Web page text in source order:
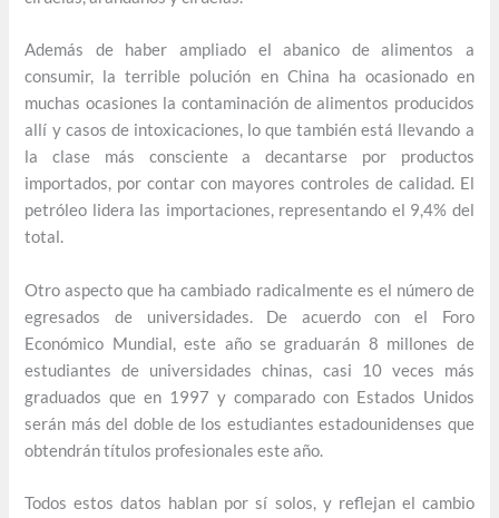
Además de haber ampliado el abanico de alimentos a
consumir, la terrible polución en China ha ocasionado en
muchas ocasiones la contaminación de alimentos producidos
allí y casos de intoxicaciones, lo que también está llevando a
la clase más consciente a decantarse por productos
importados, por contar con mayores controles de calidad. El
petróleo lidera las importaciones, representando el 9,4% del
total.
Otro aspecto que ha cambiado radicalmente es el número de
egresados de universidades. De acuerdo con el Foro
Económico Mundial, este año se graduarán 8 millones de
estudiantes de universidades chinas, casi 10 veces más
graduados que en 1997 y comparado con Estados Unidos
serán más del doble de los estudiantes estadounidenses que
obtendrán títulos profesionales este año.
Todos estos datos hablan por sí solos, y reflejan el cambio